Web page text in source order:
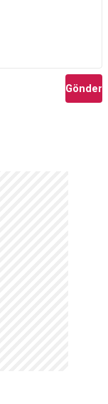
Gönder